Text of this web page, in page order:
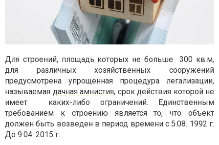
Для строений, площадь которых не больше
300 кв.м,
для различных хозяйственных сооружений
предусмотрена упрощенная процедура легализации,
называемая дачная амнистия, срок действия которой не
имеет
каких-либо ограничений. Единственным
требованием к строению является то, что объект
должен быть возведен в период времени с 5.08. 1992 г.
До 9.04. 2015 г.